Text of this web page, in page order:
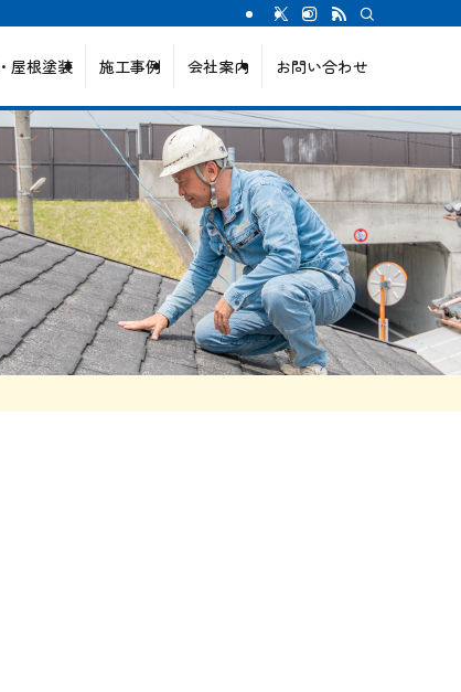
屋根塗装 施工事例 会社案内 お問い合わせ